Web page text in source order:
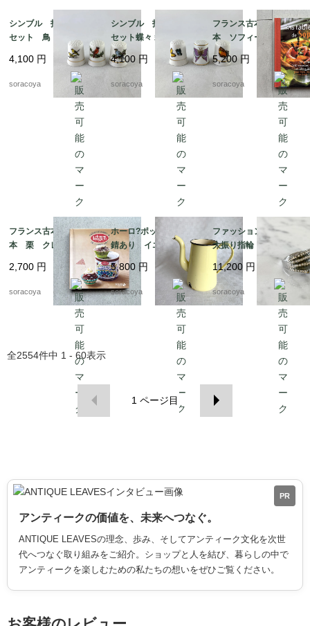
シンブル 指ぬき 3個
セット 鳥 小鳥 裁縫
道具 12otef2-8
4,100 円
soracoya
シンブル 指ぬき 3個
セット蝶々 裁縫道具 1
2otef2-9
4,100 円
soracoya
フランス古本 レシピ
本 ソフィーのお料理
本 100レシピ 12ps
eh17-1
5,200円
soracoya
フランス古本 レシピ
本 栗 クレマン・フ
ォジェ マロンクリー
ム 12pseg20-2
2,700 円
soracoya
ホーロ?ポット 蓋なし
錆あり イエロー ア
ウトドア 水差し 花
瓶 ガーデニング 12
kwdy4
5,800円
soracoya
ファッションリング
大振り指輪 メタル
キラキラ モスグリー
ンエナメル 12acek1
4
11,200 円
soracoya
全2554件中 1 - 60表示
1 ページ目
PR
アンティークの価値を、未来へつなぐ。
ANTIQUE LEAVESの理念、歩み、そしてアンティーク文化を次世
代へつなぐ取り組みをご紹介。ショップと人を結び、暮らしの中で
アンティークを楽しむための私たちの想いをぜひご覧ください。